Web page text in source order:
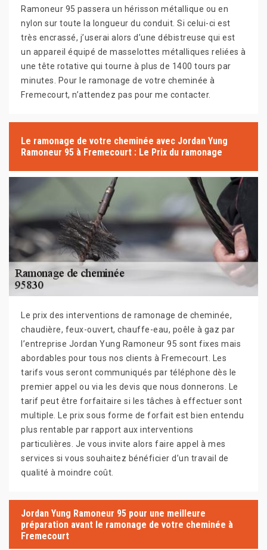
Ramoneur 95 passera un hérisson métallique ou en
nylon sur toute la longueur du conduit. Si celui-ci est
très encrassé, j’userai alors d’une débistreuse qui est
un appareil équipé de masselottes métalliques reliées à
une tête rotative qui tourne à plus de 1400 tours par
minutes. Pour le ramonage de votre cheminée à
Fremecourt, n’attendez pas pour me contacter.
Le ramonage de votre cheminée avec Jordan Yung
Ramoneur 95 à Fremecourt : Le Prix du ramonage
Le prix des interventions de ramonage de cheminée,
chaudière, feux-ouvert, chauffe-eau, poêle à gaz par
l’entreprise Jordan Yung Ramoneur 95 sont fixes mais
abordables pour tous nos clients à Fremecourt. Les
tarifs vous seront communiqués par téléphone dès le
premier appel ou via les devis que nous donnerons. Le
tarif peut être forfaitaire si les tâches à effectuer sont
multiple. Le prix sous forme de forfait est bien entendu
plus rentable par rapport aux interventions
particulières. Je vous invite alors faire appel à mes
services si vous souhaitez bénéficier d’un travail de
qualité à moindre coût.
Jordan Yung Ramoneur 95 pour une meilleure
préparation avant le ramonage de votre cheminée à
Fremecourt